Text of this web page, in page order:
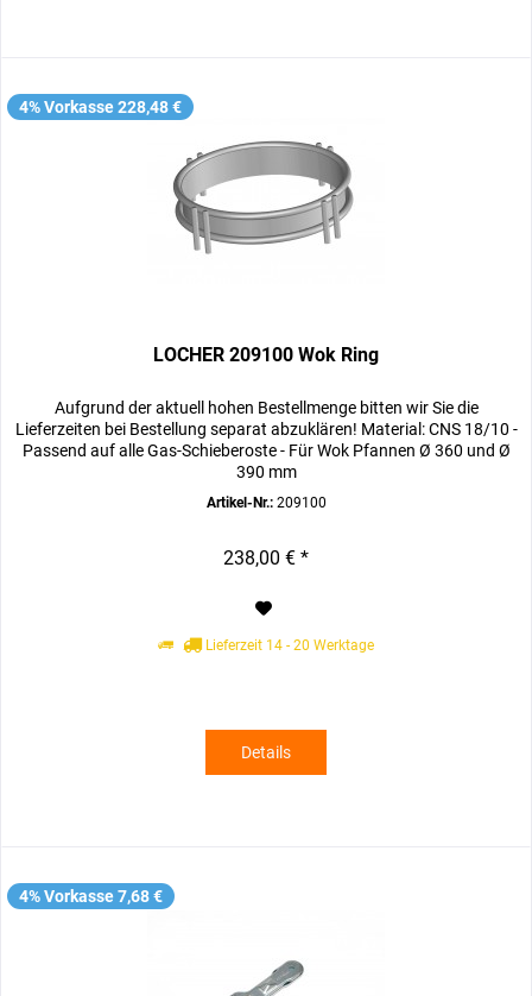
4% Vorkasse 228,48 €
LOCHER 209100 Wok Ring
Aufgrund der aktuell hohen Bestellmenge bitten wir Sie die
Lieferzeiten bei Bestellung separat abzuklären! Material: CNS 18/10 -
Passend auf alle Gas-Schieberoste - Für Wok Pfannen Ø 360 und Ø
390 mm
Artikel-Nr.:209100
238,00 € *
Lieferzeit 14 - 20 Werktage
Details
4% Vorkasse 7,68 €